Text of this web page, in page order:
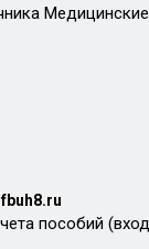
пособий